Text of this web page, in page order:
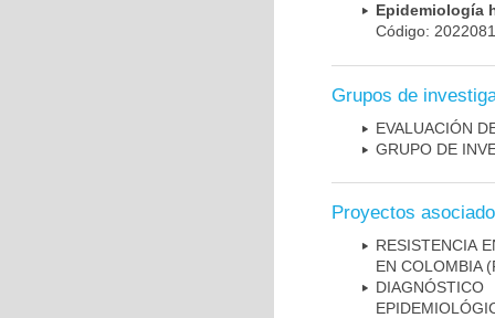
Epidemiología
Código:
Grupos de
EVALUACIÓN
GRUPO DE
Proyectos
RESISTENCIA
EN COLOMBIA